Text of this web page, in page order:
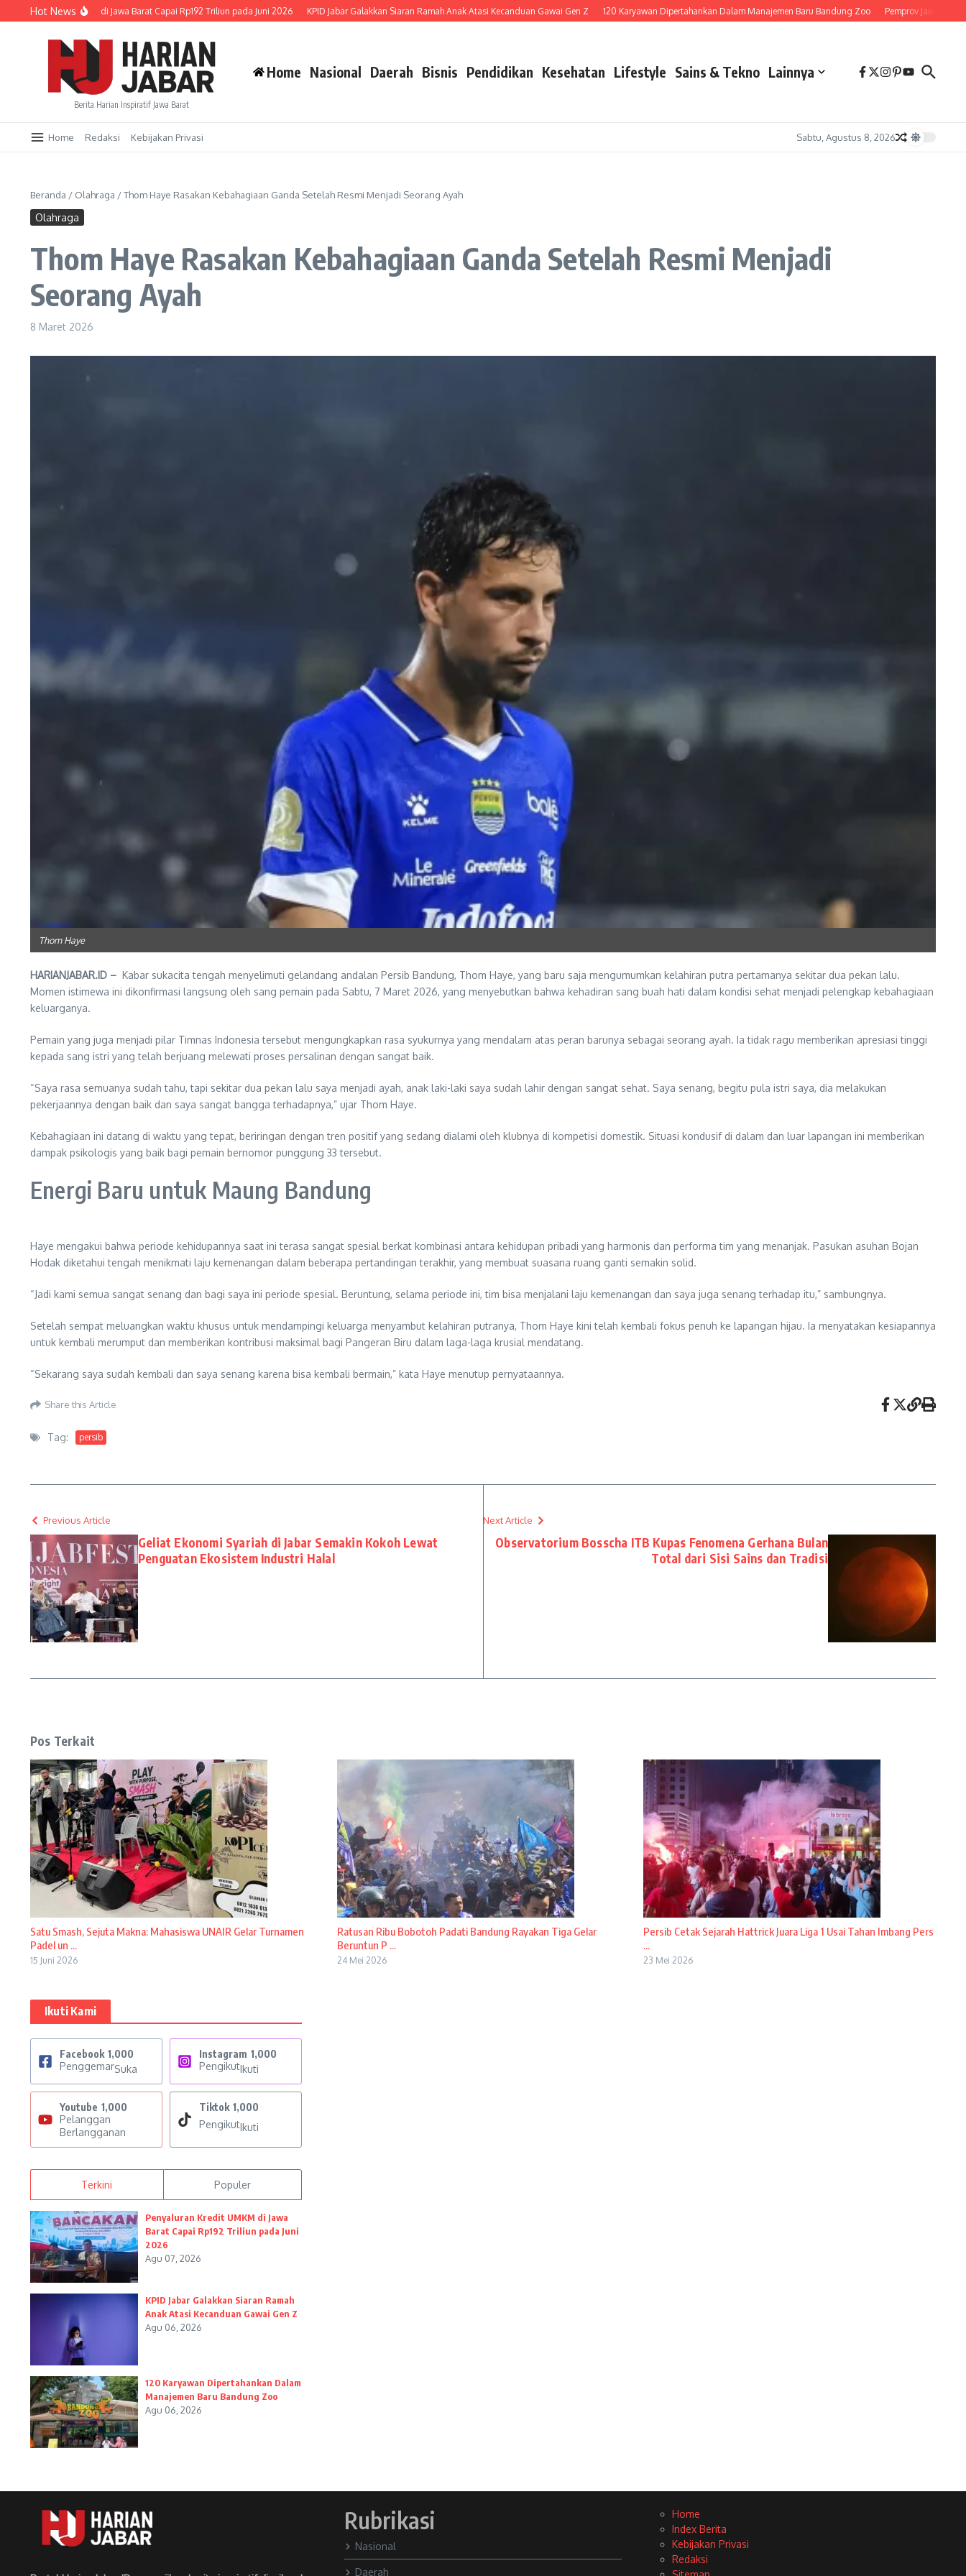
Lewati ke konten
Hot News
Kredit UMKM di Jawa Barat Capai Rp192 Triliun pada Juni 2026 KPID Jabar Galakkan Siaran Ramah Anak Atasi Kecanduan Gawai Gen Z 120 Karyawan Dipertahankan Dalam Manajemen Baru Bandung Zoo Pemprov Jawa Barat
Berita Harian Inspiratif Jawa Barat
Home Nasional Daerah Bisnis Pendidikan Kesehatan Lifestyle Sains & Tekno Lainnya
Home Redaksi Kebijakan Privasi Sabtu, Agustus 8, 2026
Beranda / Olahraga /Thom Haye Rasakan Kebahagiaan Ganda Setelah Resmi Menjadi Seorang Ayah
Olahraga
Thom Haye Rasakan Kebahagiaan Ganda Setelah Resmi Menjadi
Seorang Ayah
8 Maret 2026
Thom Haye
HARIANJABAR.ID – Kabar sukacita tengah menyelimuti gelandang andalan Persib Bandung, Thom Haye, yang baru saja mengumumkan kelahiran putra pertamanya sekitar dua pekan lalu.
Momen istimewa ini dikonfirmasi langsung oleh sang pemain pada Sabtu, 7 Maret 2026, yang menyebutkan bahwa kehadiran sang buah hati dalam kondisi sehat menjadi pelengkap kebahagiaan
keluarganya.
Pemain yang juga menjadi pilar Timnas Indonesia tersebut mengungkapkan rasa syukurnya yang mendalam atas peran barunya sebagai seorang ayah. Ia tidak ragu memberikan apresiasi tinggi
kepada sang istri yang telah berjuang melewati proses persalinan dengan sangat baik.
“Saya rasa semuanya sudah tahu, tapi sekitar dua pekan lalu saya menjadi ayah, anak laki-laki saya sudah lahir dengan sangat sehat. Saya senang, begitu pula istri saya, dia melakukan
pekerjaannya dengan baik dan saya sangat bangga terhadapnya,” ujar Thom Haye.
Kebahagiaan ini datang di waktu yang tepat, beriringan dengan tren positif yang sedang dialami oleh klubnya di kompetisi domestik. Situasi kondusif di dalam dan luar lapangan ini memberikan
dampak psikologis yang baik bagi pemain bernomor punggung 33 tersebut.
Energi Baru untuk Maung Bandung
Haye mengakui bahwa periode kehidupannya saat ini terasa sangat spesial berkat kombinasi antara kehidupan pribadi yang harmonis dan performa tim yang menanjak. Pasukan asuhan Bojan
Hodak diketahui tengah menikmati laju kemenangan dalam beberapa pertandingan terakhir, yang membuat suasana ruang ganti semakin solid.
“Jadi kami semua sangat senang dan bagi saya ini periode spesial. Beruntung, selama periode ini, tim bisa menjalani laju kemenangan dan saya juga senang terhadap itu,” sambungnya.
Setelah sempat meluangkan waktu khusus untuk mendampingi keluarga menyambut kelahiran putranya, Thom Haye kini telah kembali fokus penuh ke lapangan hijau. Ia menyatakan kesiapannya
untuk kembali merumput dan memberikan kontribusi maksimal bagi Pangeran Biru dalam laga-laga krusial mendatang.
“Sekarang saya sudah kembali dan saya senang karena bisa kembali bermain,” kata Haye menutup pernyataannya.
Share this Article
Tag: persib
Previous Article
Geliat Ekonomi Syariah di Jabar Semakin Kokoh Lewat
Penguatan Ekosistem Industri Halal
Next Article
Observatorium Bosscha ITB Kupas Fenomena Gerhana Bulan
Total dari Sisi Sains dan Tradisi
Pos Terkait
Satu Smash, Sejuta Makna: Mahasiswa UNAIR Gelar Turnamen
Padel un ...
15 Juni 2026
Ratusan Ribu Bobotoh Padati Bandung Rayakan Tiga Gelar
Beruntun P ...
24 Mei 2026
Persib Cetak Sejarah Hattrick Juara Liga 1 Usai Tahan Imbang Pers
...
23 Mei 2026
Ikuti Kami
Facebook 1,000
PenggemarSuka
Instagram 1,000
PengikutIkuti
Youtube 1,000
Pelanggan
Berlangganan
Tiktok 1,000
PengikutIkuti
Terkini Populer
Penyaluran Kredit UMKM di Jawa
Barat Capai Rp192 Triliun pada Juni
2026
Agu 07, 2026
KPID Jabar Galakkan Siaran Ramah
Anak Atasi Kecanduan Gawai Gen Z
Agu 06, 2026
120 Karyawan Dipertahankan Dalam
Manajemen Baru Bandung Zoo
Agu 06, 2026
Rubrikasi
Nasional
Daerah
Home
Index Berita
Kebijakan Privasi
Redaksi